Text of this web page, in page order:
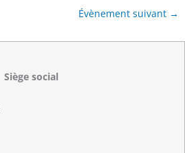
Évènement suivant →
Siège social